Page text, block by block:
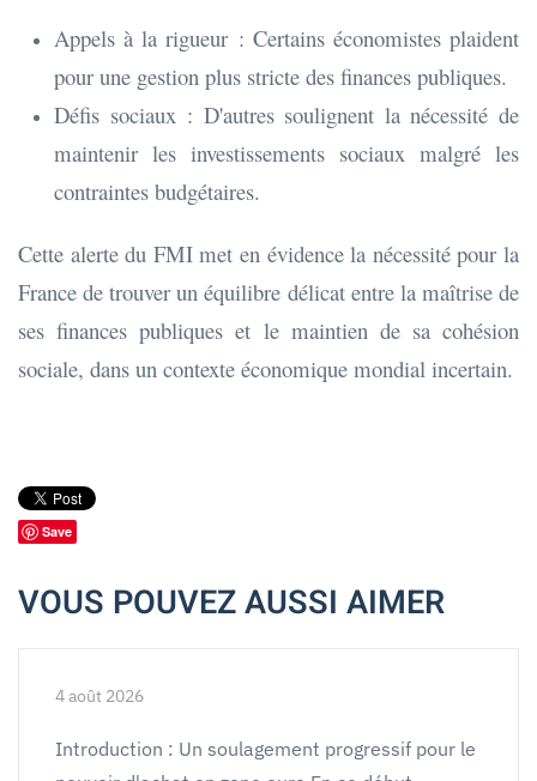
Appels à la rigueur : Certains économistes plaident
pour une gestion plus stricte des finances publiques.
Défis sociaux : D'autres soulignent la nécessité de
maintenir les investissements sociaux malgré les
contraintes budgétaires.
Cette alerte du FMI met en évidence la nécessité pour la
France de trouver un équilibre délicat entre la maîtrise de
ses finances publiques et le maintien de sa cohésion
sociale, dans un contexte économique mondial incertain.
Save
VOUS POUVEZ AUSSI AIMER
4 août 2026
Introduction : Un soulagement progressif pour le